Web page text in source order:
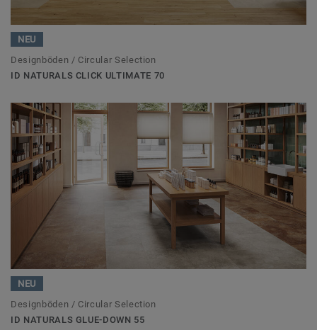
NEU
Designböden / Circular Selection
ID NATURALS CLICK ULTIMATE 70
NEU
Designböden / Circular Selection
ID NATURALS GLUE-DOWN 55